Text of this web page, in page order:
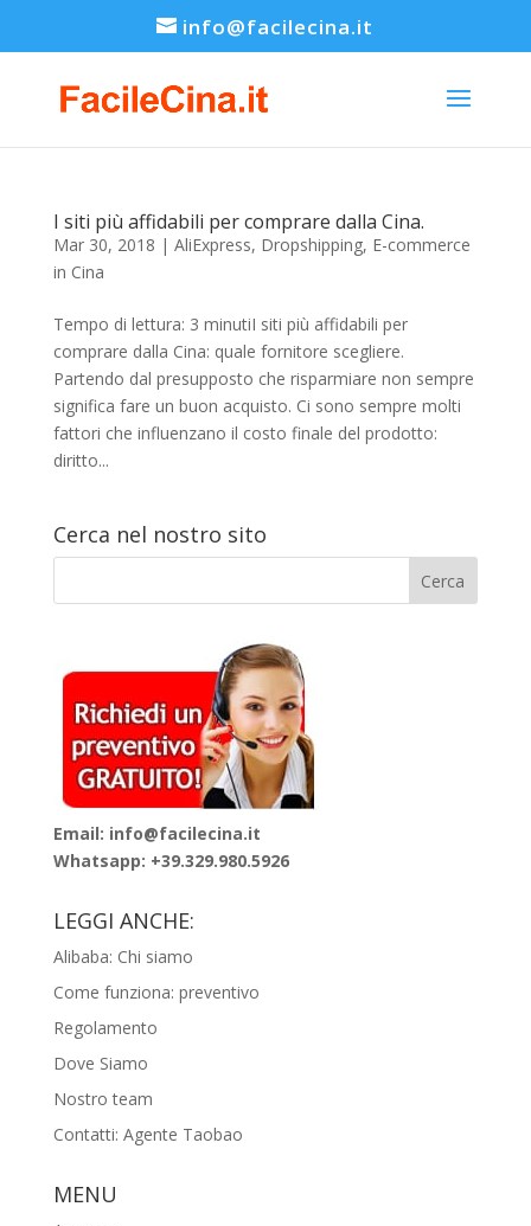
info@facilecina.it
I siti più affidabili per comprare dalla Cina.
Mar 30, 2018 | AliExpress, Dropshipping, E-commerce
in Cina
Tempo di lettura: 3 minutiI siti più affidabili per
comprare dalla Cina: quale fornitore scegliere.
Partendo dal presupposto che risparmiare non sempre
significa fare un buon acquisto. Ci sono sempre molti
fattori che influenzano il costo finale del prodotto:
diritto...
Cerca nel nostro sito
Email: info@facilecina.it
Whatsapp: +39.329.980.5926
LEGGI ANCHE:
Alibaba: Chi siamo
Come funziona: preventivo
Regolamento
Dove Siamo
Nostro team
Contatti: Agente Taobao
MENU